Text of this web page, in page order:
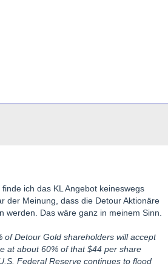
ich das KL Angebot keineswegs
der Meinung, dass die Detour Aktionäre
werden. Das wäre ganz in meinem Sinn.
of Detour Gold shareholders will accept
at about 60% of that $44 per share
Federal Reserve continues to flood